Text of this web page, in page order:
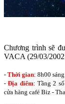
Chương trình sẽ
VACA (29/03/
- Thời gian: 8h00
-Địa điểm: Tầng 2
cửa hàng café Biz -